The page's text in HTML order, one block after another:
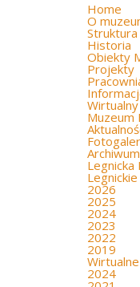
Home
O
Historia
Obiekty
Projekty
Muzeum
Legnicka
2026
2025
2024
2023
2022
2019
2024